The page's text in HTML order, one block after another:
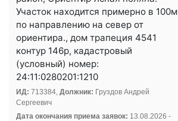
Участок находится примерно в 100м
по направлению на север от
ориентира., дом трапеция 4541
контур 146р, кадастровый
(условный) номер:
24:11:0280201:1210
ИД: 713384, Должник: Груздов Андрей
Сергеевич
Дата окончания приема заявок: 13.08.2026 -